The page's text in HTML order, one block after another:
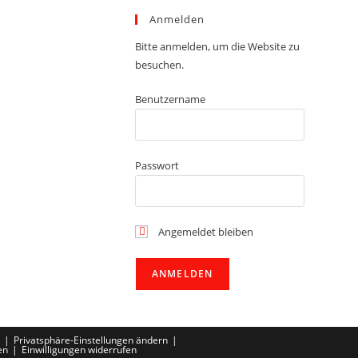
Anmelden
Bitte anmelden, um die Website zu
besuchen.
Benutzername
Passwort
Angemeldet bleiben
Privatsphäre-Einstellungen ändern
Einwilligungen widerrufen